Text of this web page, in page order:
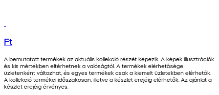
Ft
A bemutatott termékek az aktuális kollekció részét képezik. A képek illusztrációk
és kis mértékben eltérhetnek a valóságtól. A termékek elérhetősége
üzletenként változhat, és egyes termékek csak a kiemelt üzletekben elérhetők.
A kollekció termékei időszakosan, illetve a készlet erejéig elérhetők. Az ajánlat a
készlet erejéig érvényes.